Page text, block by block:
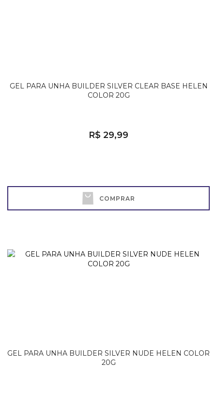
GEL PARA UNHA BUILDER SILVER CLEAR BASE HELEN
COLOR 20G
R$ 29,99
COMPRAR
GEL PARA UNHA BUILDER SILVER NUDE HELEN COLOR
20G